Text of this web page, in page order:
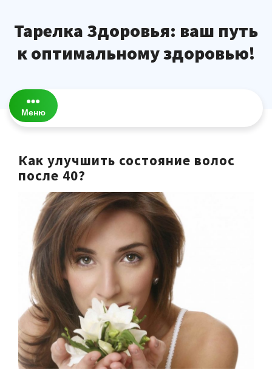
содержимому
Тарелка Здоровья: ваш путь
к оптимальному здоровью!
Меню
Как улучшить состояние волос
после 40?